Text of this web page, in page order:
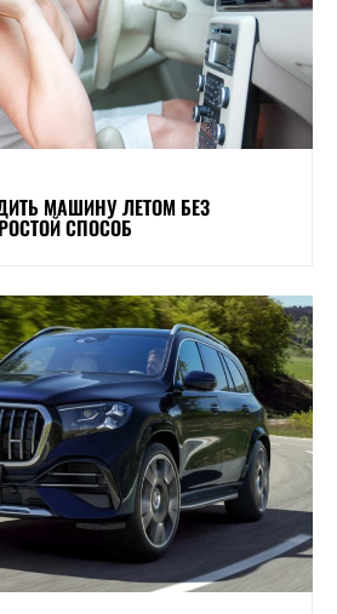
МАШИНУ ЛЕТОМ БЕЗ
СПОСОБ